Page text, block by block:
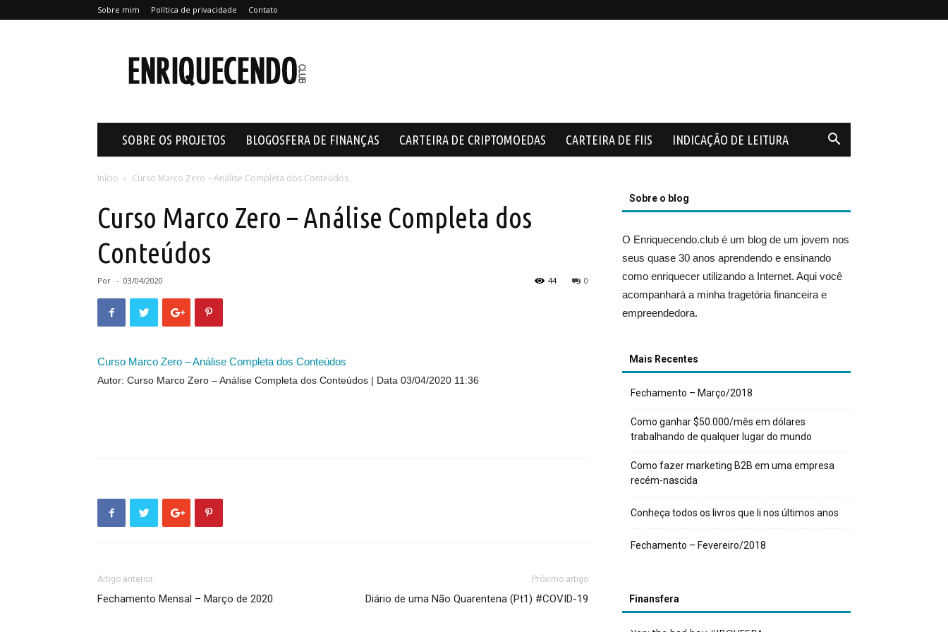
Sobre mim Política de privacidade Contato
SOBRE OS PROJETOS BLOGOSFERA DE FINANÇAS CARTEIRA DE CRIPTOMOEDAS CARTEIRA DE FIIS INDICAÇÃO DE LEITURA
Início Curso Marco Zero – Análise Completa dos Conteúdos
Curso Marco Zero – Análise Completa dos
Conteúdos
Por - 03/04/2020 0
44
Curso Marco Zero – Análise Completa dos Conteúdos
Autor: Curso Marco Zero – Análise Completa dos Conteúdos Data 03/04/2020 11:36
Artigo anterior
Fechamento Mensal – Março de 2020
Próximo artigo
Diário de uma Não Quarentena (Pt1) #COVID-19
Sobre o blog
O Enriquecendo.club é um blog de um jovem nos
seus quase 30 anos aprendendo e ensinando
como enriquecer utilizando a Internet. Aqui você
acompanhará a minha tragetória financeira e
empreendedora.
Mais Recentes
Fechamento – Março/2018
Como ganhar $50.000/mês em dólares
trabalhando de qualquer lugar do mundo
Como fazer marketing B2B em uma empresa
recém-nascida
Conheça todos os livros que li nos últimos anos
Fechamento – Fevereiro/2018
Finansfera